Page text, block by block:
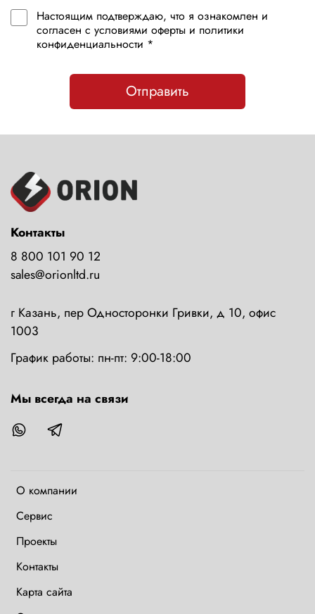
Настоящим подтверждаю, что я ознакомлен и
согласен с условиями оферты и политики
конфиденциальности *
Отправить
О компании
Сервис
Проекты
Контакты
Карта сайта
Контакты
8 800 101 90 12
sales@orionltd.ru
г Казань, пер Односторонки Гривки, д 10, офис
1003
График работы: пн-пт: 9:00-18:00
Мы всегда на связи